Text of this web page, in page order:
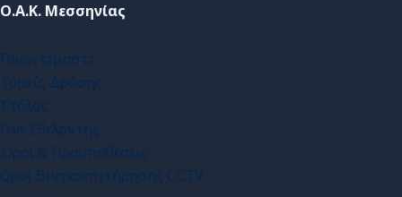
Ο.Α.Κ. Μεσσηνίας
Ποιοι είμαστε
Τομείς Δράσης
Στόλος
Γίνε Εθελοντής
Όροι & Προϋποθέσεις
Οροι Βιντεοεπιτήρησης CCTV